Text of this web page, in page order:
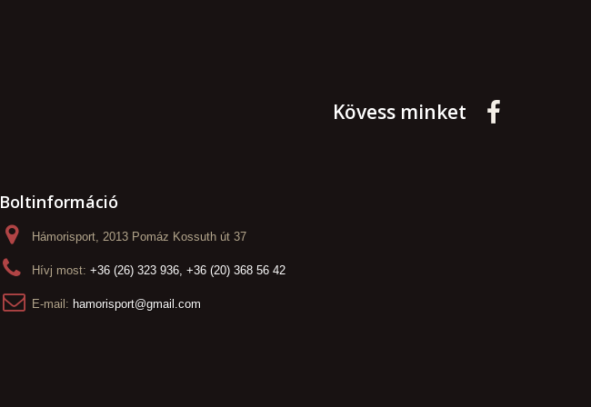
Kövess minket
Boltinformáció
Hámorisport, 2013 Pomáz Kossuth út 37
Hívj most: +36 (26) 323 936, +36 (20) 368 56 42
E-mail: hamorisport@gmail.com